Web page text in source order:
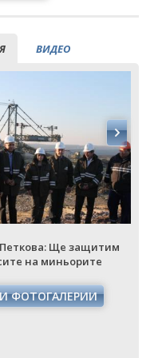
ВИДЕО
Ще защитим
на миньорите
ФОТОГАЛЕРИИ